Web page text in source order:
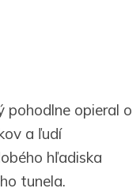
opieral o
a ľudí
hľadiska
tunela.